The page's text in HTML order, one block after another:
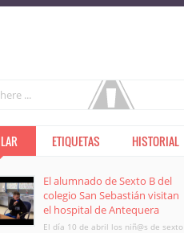
ETIQUETAS HISTORIAL
El alumnado de Sexto B del
colegio San Sebastián visitan
el hospital de Antequera
El día 10 de abril los niñ@s de sexto